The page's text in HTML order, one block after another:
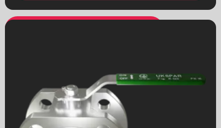
Насосы
Предохранительные клапаны
Фильтры осадочные
Конденсатоотводчики